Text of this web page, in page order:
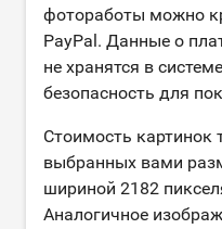
фотоработы можно
PayPal. Данные о
не хранятся в
безопасность для
Стоимость картинок
выбранных вами
шириной 2182
Аналогичное